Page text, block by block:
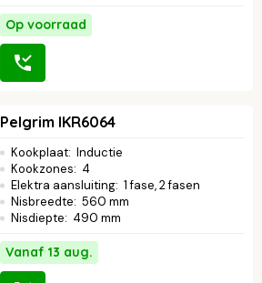
Op voorraad
Pelgrim IKR6064
Kookplaat: Inductie
Kookzones: 4
Elektra aansluiting: 1 fase, 2 fasen
Nisbreedte: 560 mm
Nisdiepte: 490 mm
Vanaf 13 aug.